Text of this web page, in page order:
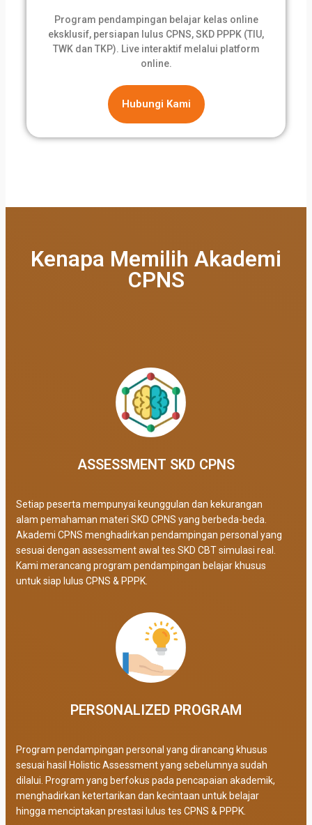
Program pendampingan belajar kelas online
eksklusif, persiapan lulus CPNS, SKD PPPK (TIU,
TWK dan TKP). Live interaktif melalui platform
online.
Hubungi Kami
Kenapa Memilih Akademi
CPNS
ASSESSMENT SKD CPNS
Setiap peserta mempunyai keunggulan dan kekurangan
alam pemahaman materi SKD CPNS yang berbeda-beda.
Akademi CPNS menghadirkan pendampingan personal yang
sesuai dengan assessment awal tes SKD CBT simulasi real.
Kami merancang program pendampingan belajar khusus
untuk siap lulus CPNS & PPPK.
PERSONALIZED PROGRAM​
Program pendampingan personal yang dirancang khusus
sesuai hasil Holistic Assessment yang sebelumnya sudah
dilalui. Program yang berfokus pada pencapaian akademik,
menghadirkan ketertarikan dan kecintaan untuk belajar
hingga menciptakan prestasi lulus tes CPNS & PPPK.